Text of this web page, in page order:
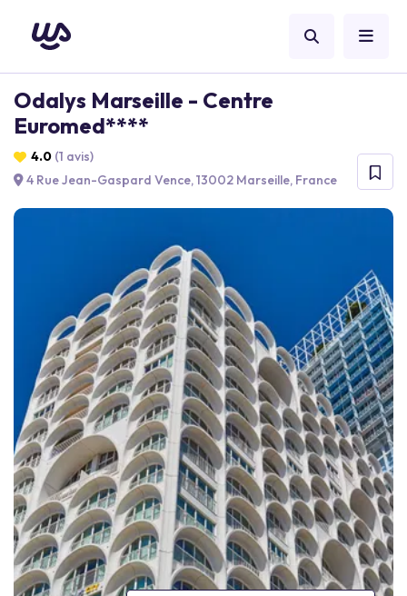
Odalys Marseille - Centre
Euromed****
4.0 (1 avis)
4 Rue Jean-Gaspard Vence, 13002 Marseille, France